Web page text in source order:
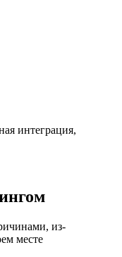
интеграция,
из-
месте